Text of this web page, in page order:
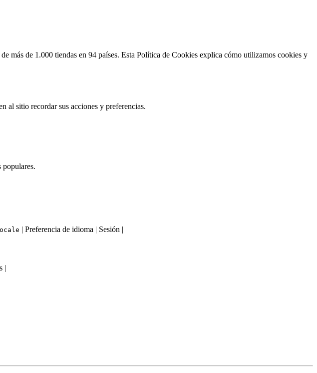
más de 1.000 tiendas en 94 países. Esta Política de Cookies explica cómo utilizamos cookies y
al sitio recordar sus acciones y preferencias.
populares.
| Preferencia de idioma | Sesión |
|